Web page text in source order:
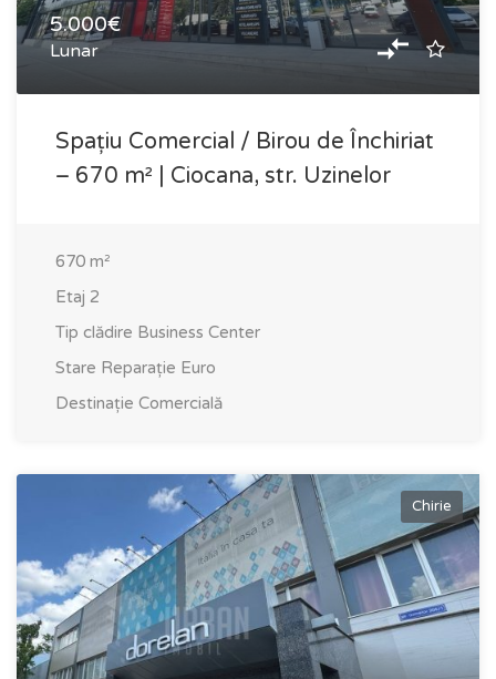
5.000€
Lunar
Spațiu Comercial / Birou de Închiriat
– 670 m² | Ciocana, str. Uzinelor
670 m²
Etaj 2
Tip clădire Business Center
Stare Reparație Euro
Destinație Comercială
Chirie